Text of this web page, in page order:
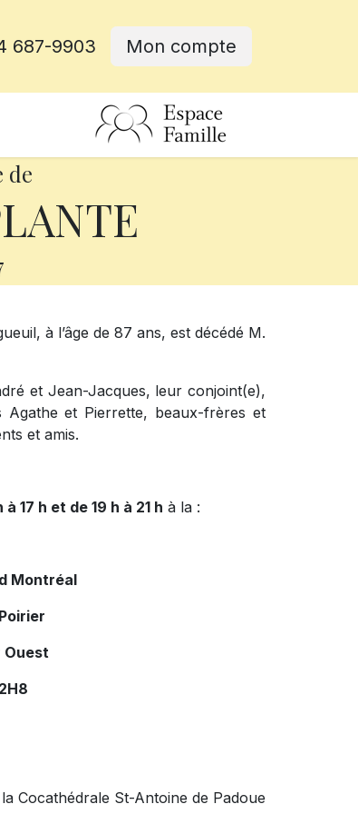
687-9903 Mon compte
de
à l’âge de 87 ans, est décédé M.
et Jean-Jacques, leur conjoint(e),
et Pierrette, beaux-frères et
et amis.
17 h et de 19 h à 21 h à la :
Montréal
Ouest
Cocathédrale St-Antoine de Padoue